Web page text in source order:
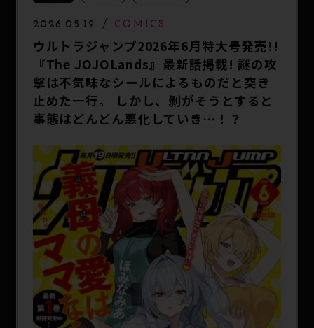
COMICS
SPECIAL
2026.05.19 COMICS
ウルトラジャンプ2026年6月特大号発売!!
『The JOJOLands』最新話掲載! 謎の攻
撃は不気味なシールによるものだと突き
止めた一行。 しかし、剝がそうとすると
事態はどんどん悪化していき…！？